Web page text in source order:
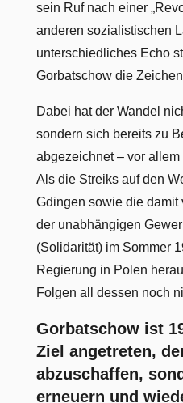
sein Ruf nach einer
anderen sozialistischen
unterschiedliches Echo
Gorbatschow die
Dabei hat der Wandel
sondern sich bereits zu
abgezeichnet – vor
Als die Streiks auf den
Gdingen sowie die damit
der unabhängigen
(Solidarität) im Sommer
Regierung in Polen
Folgen all dessen noch
Gorbatschow ist
Ziel angetreten,
abzuschaffen,
erneuern und